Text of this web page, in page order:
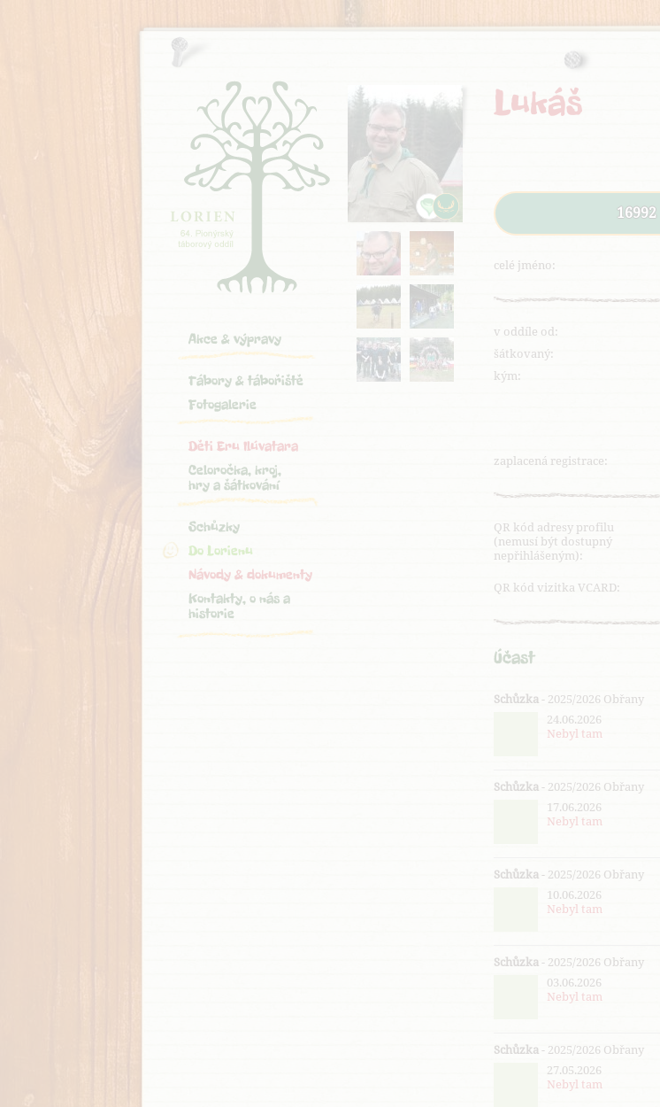
Akce & výpravy
Tábory & tábořiště
Fotogalerie
Děti Eru Ilúvatara
Celoročka, kroj,
hry a šátkování
Schůzky
Do Lorienu
Návody & dokumenty
Kontakty, o nás a
historie
Lukáš
16992
celé jméno:
v oddíle od:
šátkovaný:
kým:
zaplacená registrace:
QR kód adresy profilu
(nemusí být dostupný
nepřihlášeným):
QR kód vizitka VCARD:
Účast
Schůzka- 2025/2026 Obřany
24.06.2026
Nebyl tam
Schůzka - 2025/2026 Obřany
17.06.2026
Nebyl tam
Schůzka- 2025/2026 Obřany
10.06.2026
Nebyl tam
Schůzka- 2025/2026 Obřany
03.06.2026
Nebyl tam
Schůzka- 2025/2026 Obřany
27.05.2026
Nebyl tam